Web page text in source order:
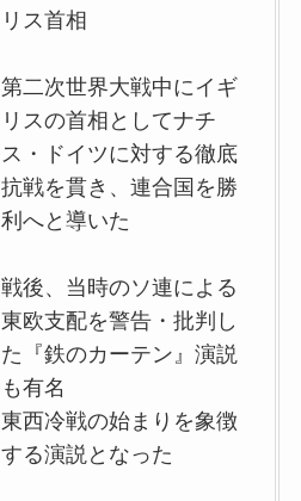
リス首相
第二次世界大戦中にイギ
リスの首相としてナチ
ス・ドイツに対する徹底
抗戦を貫き、連合国を勝
利へと導いた
戦後、当時のソ連による
東欧支配を警告・批判し
た『鉄のカーテン』演説
も有名
東西冷戦の始まりを象徴
する演説となった